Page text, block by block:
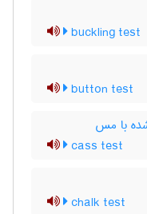
buckling test
button test
با مس
cass test
chalk test